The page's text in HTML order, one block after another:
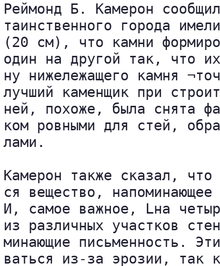
Реймонд Б. Камерон
таинственного города
(20 см), что камни
один на другой так, что
ну нижележащего камня
лучший каменщик при
ней, похоже, была снята
ком ровными для стей,
лами.
Камерон также сказал,
ся вещество,
И, самое важное, Lна
из различных участков
минающие письменность.
ваться из-за эрозии, так